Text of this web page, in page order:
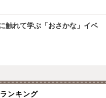
触れて学ぶ「おさかな」イベ
ンキング